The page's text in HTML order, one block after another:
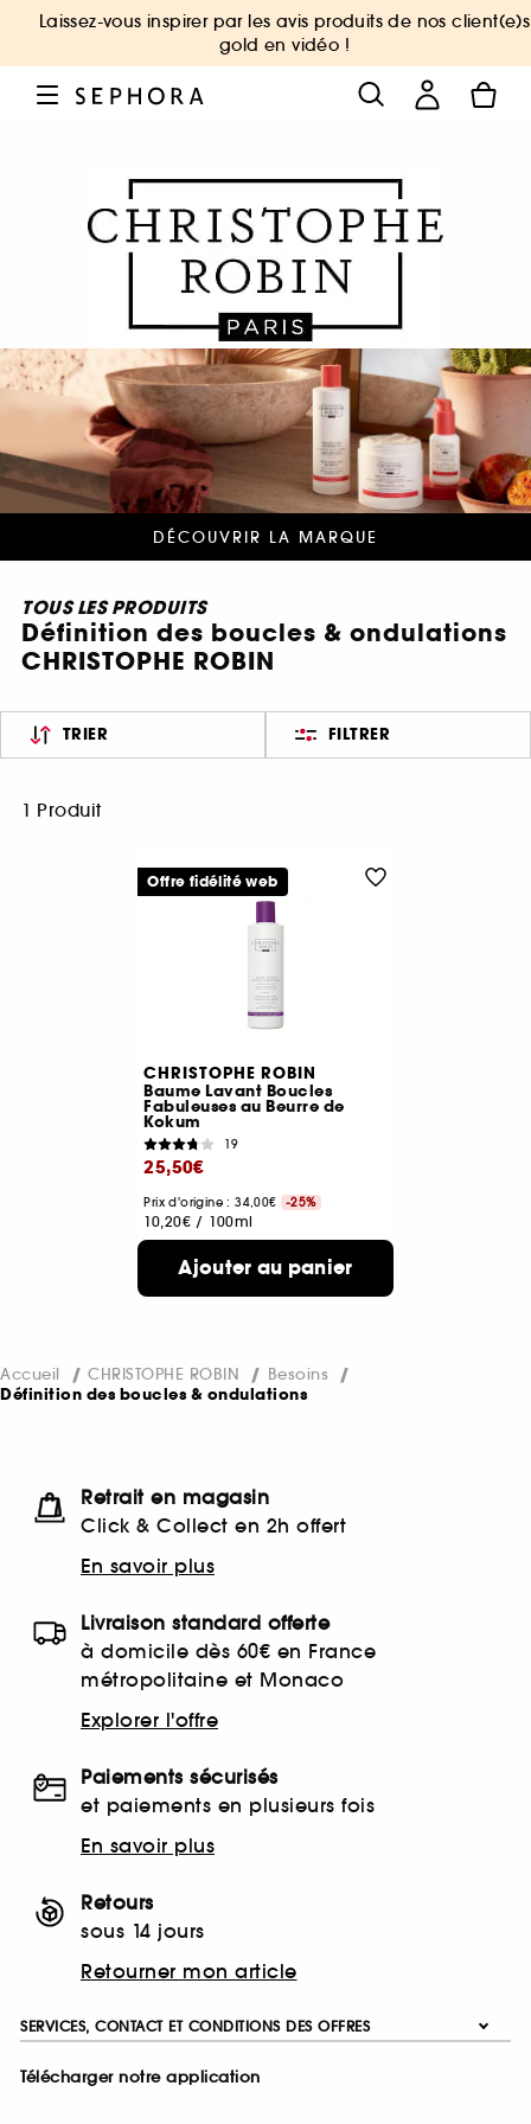
Laissez-vous inspirer par les avis produits de nos client(e)s
gold en vidéo !
DÉCOUVRIR LA MARQUE
TOUS LES PRODUITS
Définition des boucles & ondulations
CHRISTOPHE ROBIN
TRIER FILTRER
1 Produit
CHRISTOPHE ROBIN
Baume Lavant Boucles
Fabuleuses au Beurre de
Kokum
19
25,50€
Prix d'origine : 34,00€ -25%
10,20€ / 100ml
Ajouter au panier
Offre fidélité web
Accueil CHRISTOPHE ROBIN Besoins
Définition des boucles & ondulations
Retrait en magasin
Click & Collect en 2h offert
En savoir plus
Livraison standard offerte
à domicile dès 60€ en France
métropolitaine et Monaco
Explorer l'offre
Paiements sécurisés
et paiements en plusieurs fois
En savoir plus
Retours
sous 14 jours
Retourner mon article
SERVICES, CONTACT ET CONDITIONS DES OFFRES
Télécharger notre application